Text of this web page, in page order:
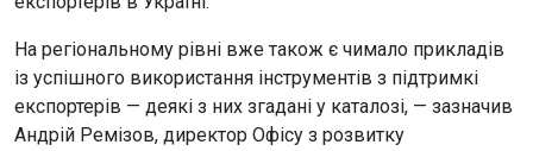
На регіональному рівні вже також є чимало прикладів
із успішного використання інструментів з підтримкі
експортерів — деякі з них згадані у каталозі, — зазначив
Андрій Ремізов, директор Офісу з розвитку